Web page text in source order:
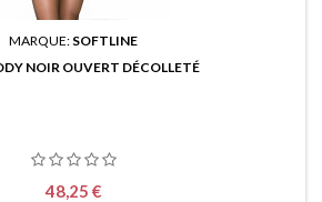
MARQUE: SOFTLINE
NOIR OUVERT DÉCOLLETÉ
Prix
48,25 €